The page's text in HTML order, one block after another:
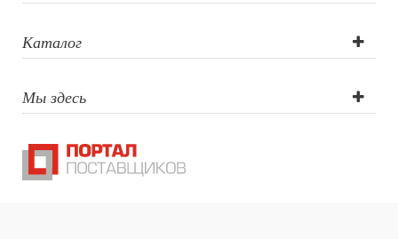
Каталог
Мы здесь